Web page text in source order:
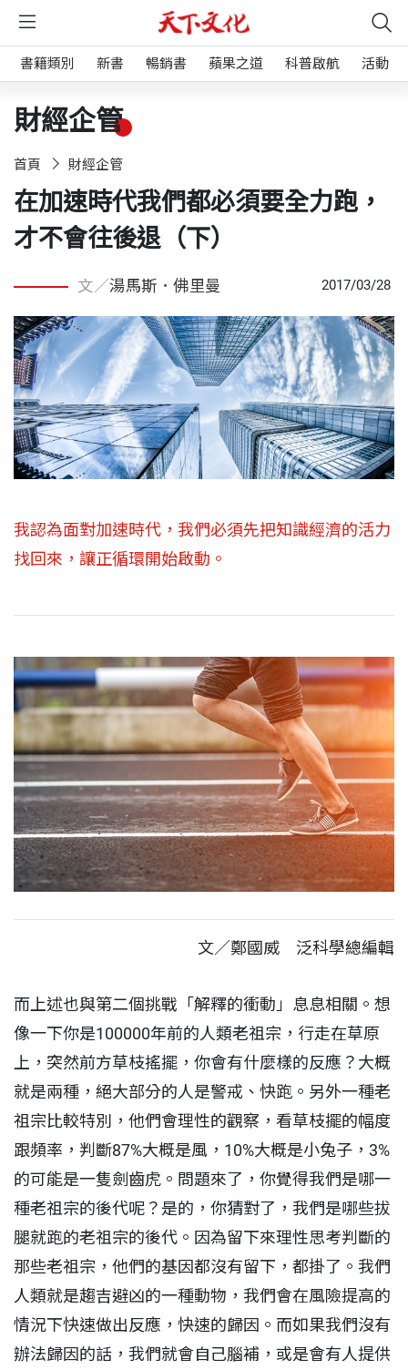
書籍類別 新書 暢銷書 蘋果之道 科普啟航 活動
財經企管
首頁 財經企管
在加速時代我們都必須要全力跑，
才不會往後退（下）
文／湯馬斯．佛里曼 2017/03/28
我認為面對加速時代，我們必須先把知識經濟的活力
找回來，讓正循環開始啟動。
文／鄭國威 泛科學總編輯
而上述也與第二個挑戰「解釋的衝動」息息相關。想
像一下你是100000年前的人類老祖宗，行走在草原
上，突然前方草枝搖擺，你會有什麼樣的反應？大概
就是兩種，絕大部分的人是警戒、快跑。另外一種老
祖宗比較特別，他們會理性的觀察，看草枝擺的幅度
跟頻率，判斷87%大概是風，10%大概是小兔子，3%
的可能是一隻劍齒虎。問題來了，你覺得我們是哪一
種老祖宗的後代呢？是的，你猜對了，我們是哪些拔
腿就跑的老祖宗的後代。因為留下來理性思考判斷的
那些老祖宗，他們的基因都沒有留下，都掛了。我們
人類就是趨吉避凶的一種動物，我們會在風險提高的
情況下快速做出反應，快速的歸因。而如果我們沒有
辦法歸因的話，我們就會自己腦補，或是會有人提供